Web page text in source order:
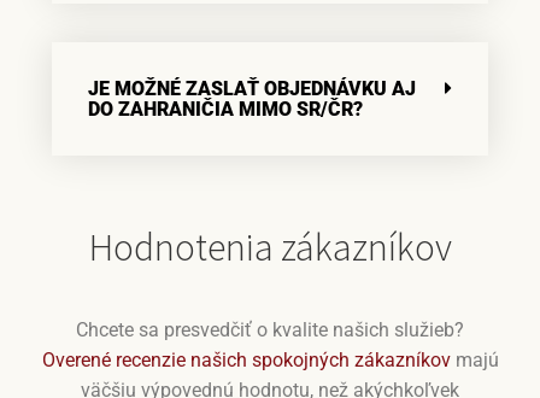
JE MOŽNÉ ZASLAŤ OBJEDNÁVKU AJ
DO ZAHRANIČIA MIMO SR/ČR?
Hodnotenia zákazníkov
Chcete sa presvedčiť o kvalite našich služieb?
Overené recenzie našich spokojných zákazníkovmajú
väčšiu výpovednú hodnotu, než akýchkoľvek